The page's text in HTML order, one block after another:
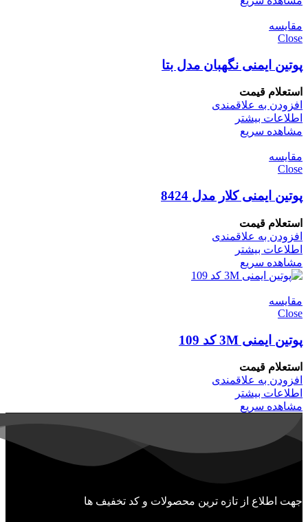
مقایسه
Close
پوتین ایمنی نگهبان مدل بتا
استعلام قیمت
افزودن به علاقمندی
اطلاعات بیشتر
مشاهده سریع
مقایسه
Close
پوتین ایمنی کلار مدل 8424
استعلام قیمت
افزودن به علاقمندی
اطلاعات بیشتر
مشاهده سریع
مقایسه
Close
پوتین ایمنی 3M کد 109
استعلام قیمت
افزودن به علاقمندی
اطلاعات بیشتر
مشاهده سریع
جهت اطلاع از تازه ترین محصولات و کد تخفیف ها